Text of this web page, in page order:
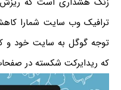
ترافیک وب سایت شمارا
توجه گوگل به سایت خود و
که ریدایرکت شکسته در